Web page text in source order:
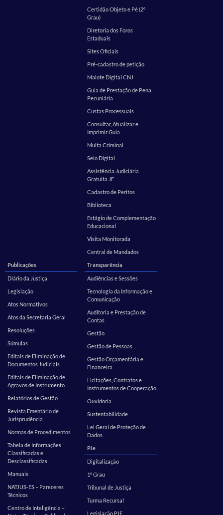
Certidão Objeto e Pé (2º
Grau)
Diretoria dos Foros
Estaduais
Sites Oficiais
Pré-cadastro de petição
Malote Digital CNJ
Guia de Prestação de Pena
Pecuniária
Custas Processuais
Consultar, Atualizar e
Imprimir Guia
Multa Criminal
Selo Digital
Assistência Judiciária
Gratuita JF
Cadastro de Peritos
Biblioteca
Estágio de Complementação
Educacional
Visita Monitorada
Central de Mandados
Publicações
Diário da Justiça
Legislação
Atos Normativos
Atos da Secretaria Geral
Resoluções
Súmulas
Editais de Eliminação de
Documentos Judiciais
Editais de Eliminação de
Agravos de Instrumento
Relatórios de Gestão
Revista Ementário de
Jurisprudência
Normas de Procedimentos
Tabela de Informações
Classificadas e
Desclassificadas
Manuais
NATJUS-ES – Pareceres
Técnicos
Centro de Inteligência –
Transparência
Audiências e Sessões
Tecnologia da Informação e
Comunicação
Auditoria e Prestação de
Contas
Gestão
Gestão de Pessoas
Gestão Orçamentária e
Financeira
Licitações, Contratos e
Instrumentos de Cooperação
Ouvidoria
Sustentabilidade
Lei Geral de Proteção de
Dados
PJe
Digitalização
1º Grau
Tribunal de Justiça
Turma Recursal
Legislação PJE